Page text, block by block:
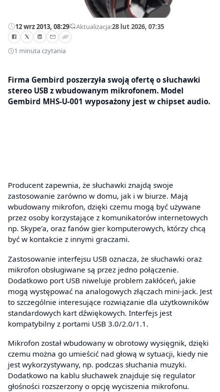
12 wrz 2013, 08:29—Aktualizacja:28 lut 2026, 07:35
1 minuta czytania
Firma Gembird poszerzyła swoją ofertę o słuchawki
stereo USB z wbudowanym mikrofonem. Model
Gembird MHS-U-001 wyposażony jest w chipset audio.
Producent zapewnia, że słuchawki znajdą swoje
zastosowanie zarówno w domu, jak i w biurze. Mają
wbudowany mikrofon, dzięki czemu mogą być używane
przez osoby korzystające z komunikatorów internetowych
np. Skype’a, oraz fanów gier komputerowych, którzy chcą
być w kontakcie z innymi graczami.
Zastosowanie interfejsu USB oznacza, że słuchawki oraz
mikrofon obsługiwane są przez jedno połączenie.
Dodatkowo port USB niweluje problem zakłóceń, jakie
mogą występować na analogowych złączach mini-jack. Jest
to szczególnie interesujące rozwiązanie dla użytkowników
standardowych kart dźwiękowych. Interfejs jest
kompatybilny z portami USB 3.0/2.0/1.1.
Mikrofon został wbudowany w obrotowy wysięgnik, dzięki
czemu można go umieścić nad głową w sytuacji, kiedy nie
jest wykorzystywany, np. podczas słuchania muzyki.
Dodatkowo na kablu słuchawek znajduje się regulator
głośności rozszerzony o opcję wyciszenia mikrofonu.